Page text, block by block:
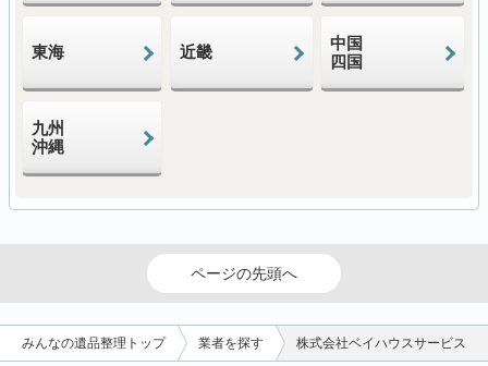
東海 近畿
中国
四国
九州
沖縄
ページの先頭へ
みんなの遺品整理トップ 業者を探す 株式会社ベイハウスサービス